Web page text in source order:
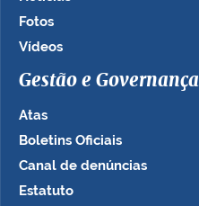
Fotos
Vídeos
Gestão e Governança
Atas
Boletins Oficiais
Canal de denúncias
Estatuto